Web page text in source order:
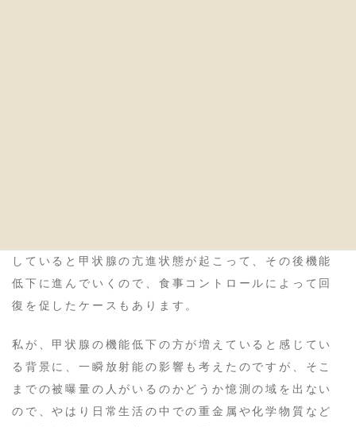
していると甲状腺の亢進状態が起こって、その後機能
低下に進んでいくので、食事コントロールによって回
復を促したケースもあります。
私が、甲状腺の機能低下の方が増えていると感じてい
る背景に、一瞬放射能の影響も考えたのですが、そこ
までの被曝量の人がいるのかどうか憶測の域を出ない
ので、やはり日常生活の中での重金属や化学物質など